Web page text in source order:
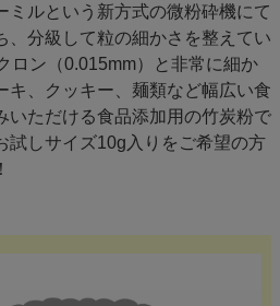
ミルという新方式の微粉砕機にて
、分級して粒の細かさを整えてい
ロン（0.015mm）と非常に細か
キ、クッキー、麺類など幅広い食
いただける食品添加用の竹炭粉で
試しサイズ10g入りをご希望の方